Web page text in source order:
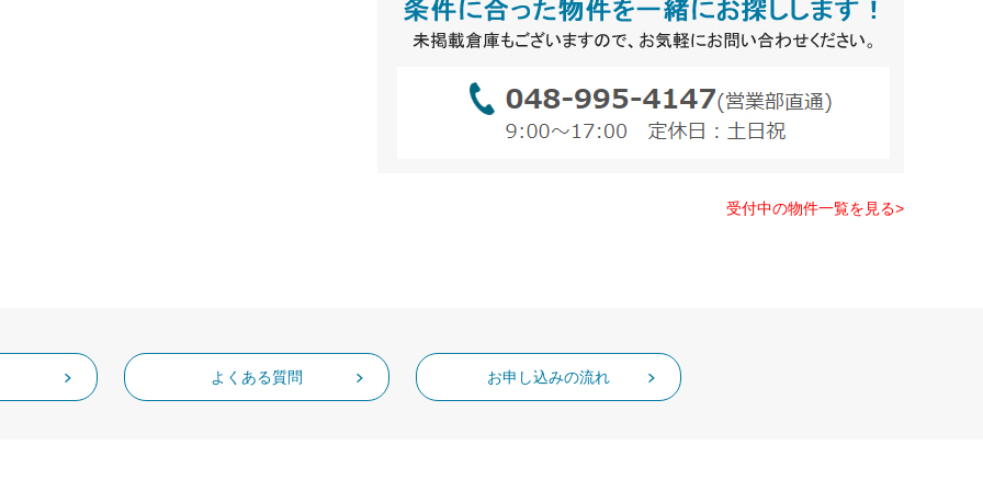
受付中の物件一覧を見る>
よくある質問 お申し込みの流れ